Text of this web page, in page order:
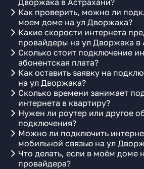
Дворжака в Астрахани?
Как проверить, можно ли
моем доме на ул Дворжака?
Какие скорости интернета
провайдеры на ул Дворжака в
Сколько стоит подключение
абонентская плата?
Как оставить заявку на
на ул Дворжака?
Сколько времени занимает
интернета в квартиру?
Нужен ли роутер или другое
подключения?
Можно ли подключить
мобильной связью на ул
Что делать, если в моём доме
провайдера?